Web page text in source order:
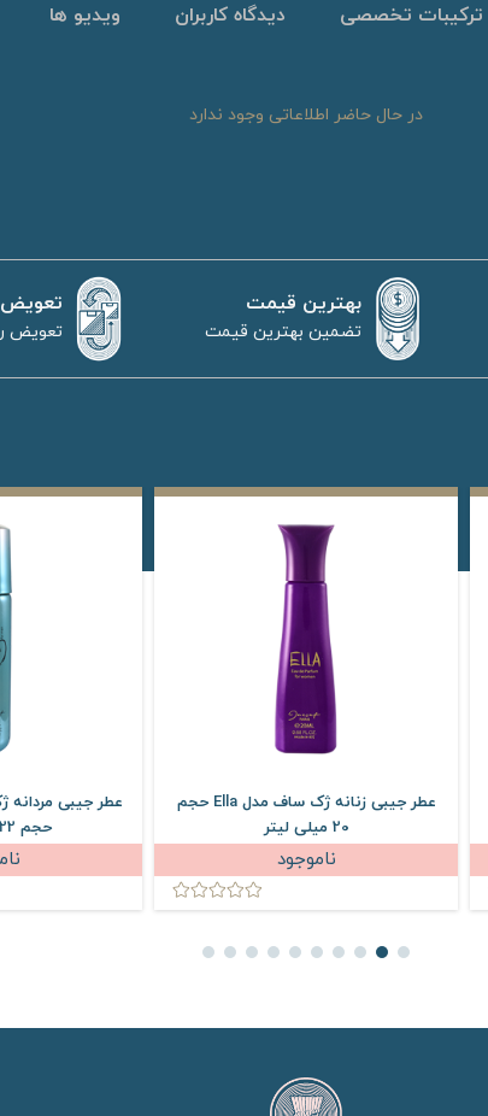
ترکیبات تخصصی دیدگاه کاربران ویدیو ها
در حال حاضر اطلاعاتی وجود ندارد
بهترین قیمت
تضمین بهترین قیمت
تعویض
تعویض
عطر جیبی زنانه ژک ساف مدل Ella حجم
20 میلی لیتر
ناموجود
حجم 22 میلی لیتر